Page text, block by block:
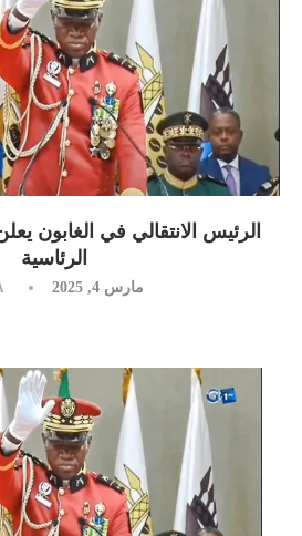
الرئيس الانتقالي في الغابون
الرئاسية
مارس 4, 2025